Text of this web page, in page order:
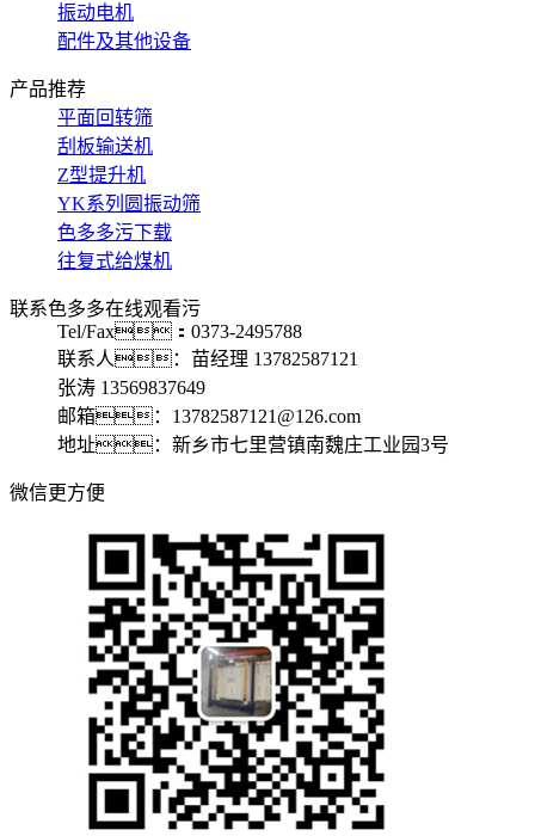
振动电机
配件及其他设备
产品推荐
平面回转筛
刮板输送机
Z型提升机
YK系列圆振动筛
色多多污下载
往复式给煤机
联系色多多在线观看污
Tel/Fax：0373-2495788
联系人：苗经理 13782587121
张涛 13569837649
邮箱：13782587121@126.com
地址：新乡市七里营镇南魏庄工业园3号
微信更方便